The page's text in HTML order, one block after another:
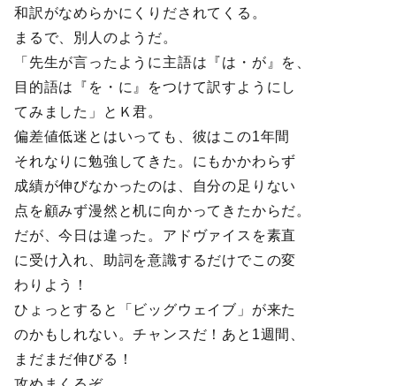
和訳がなめらかにくりだされてくる。
まるで、別人のようだ。
「先生が言ったように主語は『は・が』を、
目的語は『を・に』をつけて訳すようにし
てみました」とＫ君。
偏差値低迷とはいっても、彼はこの1年間
それなりに勉強してきた。にもかかわらず
成績が伸びなかったのは、自分の足りない
点を顧みず漫然と机に向かってきたからだ。
だが、今日は違った。アドヴァイスを素直
に受け入れ、助詞を意識するだけでこの変
わりよう！
ひょっとすると「ビッグウェイブ」が来た
のかもしれない。チャンスだ！あと1週間、
まだまだ伸びる！